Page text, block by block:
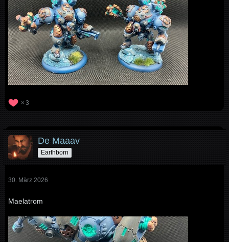
3
De Maaav
Earthborn
30. März 2026
Maelatrom